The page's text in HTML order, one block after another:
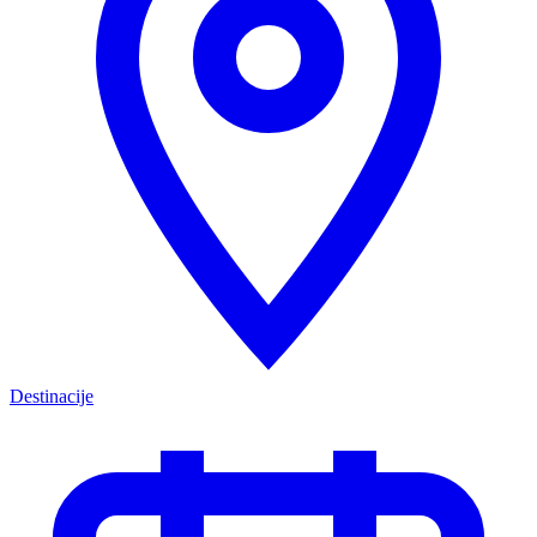
Destinacije